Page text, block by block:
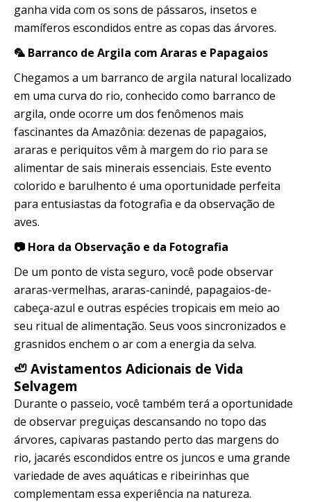
ganha vida com os sons de pássaros, insetos e
mamíferos escondidos entre as copas das árvores.
🦜 Barranco de Argila com Araras e Papagaios
Chegamos a um barranco de argila natural localizado
em uma curva do rio, conhecido como barranco de
argila, onde ocorre um dos fenômenos mais
fascinantes da Amazônia: dezenas de papagaios,
araras e periquitos vêm à margem do rio para se
alimentar de sais minerais essenciais. Este evento
colorido e barulhento é uma oportunidade perfeita
para entusiastas da fotografia e da observação de
aves.
📷 Hora da Observação e da Fotografia
De um ponto de vista seguro, você pode observar
araras-vermelhas, araras-canindé, papagaios-de-
cabeça-azul e outras espécies tropicais em meio ao
seu ritual de alimentação. Seus voos sincronizados e
grasnidos enchem o ar com a energia da selva.
🦥 Avistamentos Adicionais de Vida
Selvagem
Durante o passeio, você também terá a oportunidade
de observar preguiças descansando no topo das
árvores, capivaras pastando perto das margens do
rio, jacarés escondidos entre os juncos e uma grande
variedade de aves aquáticas e ribeirinhas que
complementam essa experiência na natureza.